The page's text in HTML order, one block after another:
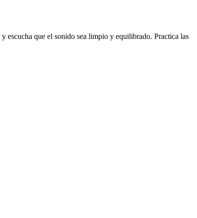
escucha que el sonido sea limpio y equilibrado. Practica las